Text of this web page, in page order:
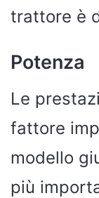
trattore è
Potenza
Le
fattore
modello
più